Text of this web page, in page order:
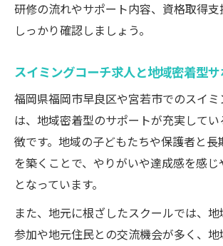
度を紹介
スイミングコーチ求人の働きや
スイミングコーチ求人で確認
や勤務時間
スイミングコーチ求人が実現
き方
スイミングコーチ求人で選ぶ
職場環境
研修の流れやサポート内容、資格取得
しっかり確認しましょう。
スイミングコーチ求人と地域密着型
福岡県福岡市早良区や宮若市でのスイ
は、地域密着型のサポートが充実して
徴です。地域の子どもたちや保護者と
を築くことで、やりがいや達成感を感
となっています。
また、地元に根ざしたスクールでは、
参加や地元住民との交流機会が多く、